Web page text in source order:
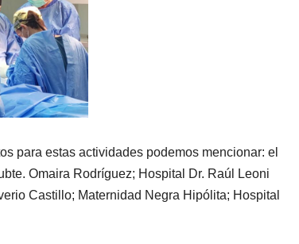
para estas actividades podemos mencionar: el
Omaira Rodríguez; Hospital Dr. Raúl Leoni
Castillo; Maternidad Negra Hipólita; Hospital